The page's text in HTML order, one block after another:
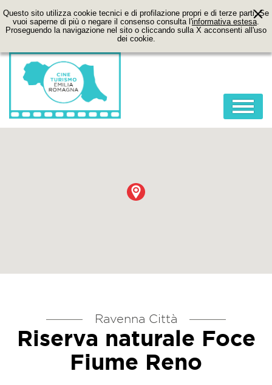
Questo sito utilizza cookie tecnici e di profilazione propri e di terze parti. Se
vuoi saperne di più o negare il consenso consulta l'informativa estesa.
Proseguendo la navigazione nel sito o cliccando sulla X acconsenti all'uso
dei cookie.
FILM
LOCATION
Ravenna Città
Riserva naturale Foce
Fiume Reno